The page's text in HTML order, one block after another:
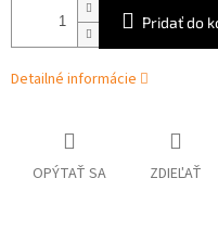
Pridať do
Detailné informácie
OPÝTAŤ SA ZDIEĽAŤ